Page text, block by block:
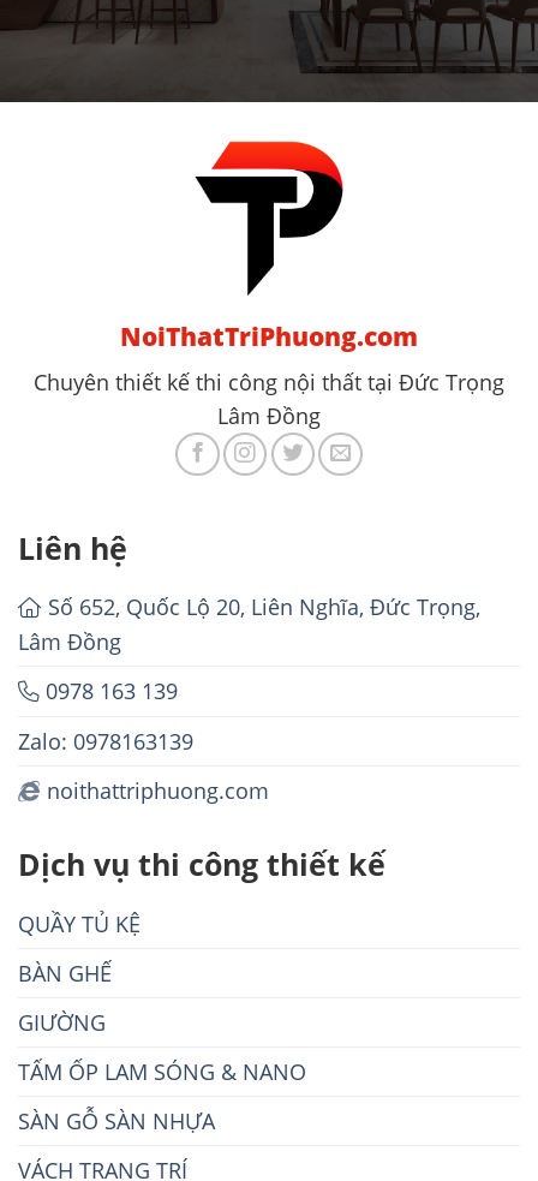
NoiThatTriPhuong.com
Chuyên thiết kế thi công nội thất tại Đức Trọng
Lâm Đồng
Liên hệ
Số 652, Quốc Lộ 20, Liên Nghĩa, Đức Trọng,
Lâm Đồng
0978 163 139
Zalo: 0978163139
noithattriphuong.com
Dịch vụ thi công thiết kế
QUẦY TỦ KỆ
BÀN GHẾ
GIƯỜNG
TẤM ỐP LAM SÓNG & NANO
SÀN GỖ SÀN NHỰA
VÁCH TRANG TRÍ